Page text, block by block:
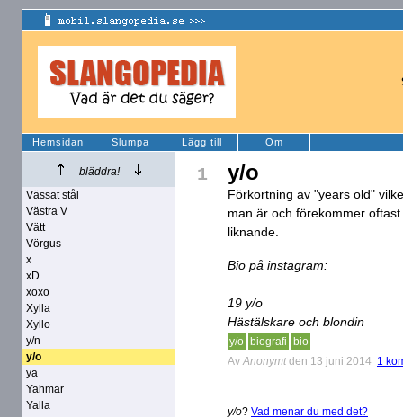
Hemsidan Slumpa Lägg till Om
bläddra!
Vässat stål
Västra V
Vätt
Vörgus
x
xD
xoxo
Xylla
Xyllo
y/n
y/o
ya
Yahmar
Yalla
1 y/o
Förkortning av "years old"
man är och förekommer
liknande.
Bio på instagram:
19 y/o
Hästälskare och blondin
y/o biografi
bio
Av Anonymt den 13 juni 2014 1
y/o? Vad menar du med det?